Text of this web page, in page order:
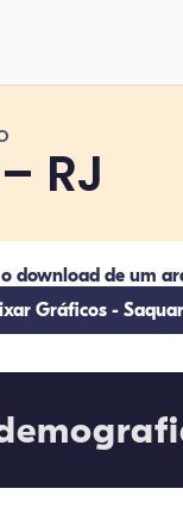
RJ
o download de um
Gráficos -